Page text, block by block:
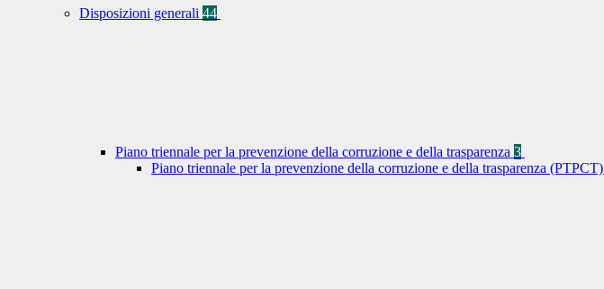
Disposizioni generali 44
Piano triennale per la prevenzione della corruzione e della trasparenza 3
Piano triennale per la prevenzione della corruzione e della trasparenza (PTPCT)